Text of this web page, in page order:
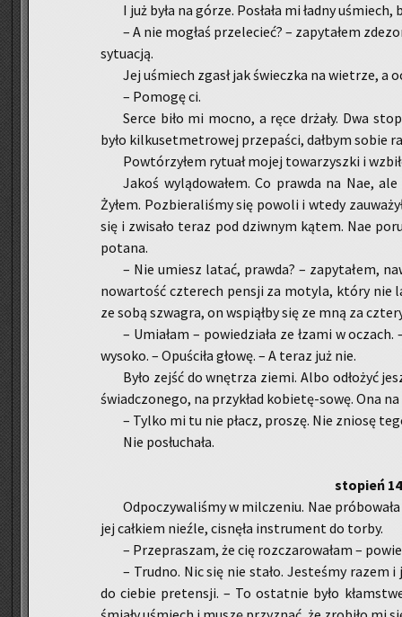
I już była na górze. Po­sła­ła mi ładny
– A nie mo­głaś prze­lecieć? – za­py­ta­łem
sy­tu­acją.
Jej uśmiech zgasł jak świecz­ka na wie­trze, a
– Po­mo­gę ci.
Serce biło mi mocno, a ręce drża­ły. Dwa
było kil­ku­set­me­tro­wej prze­pa­ści, dał­bym sobie
Po­wtó­rzy­łem ry­tu­ał mojej to­wa­rzysz­ki i
Jakoś wy­lą­do­wa­łem. Co praw­da na Nae,
Żyłem. Po­zbie­ra­li­śmy się po­wo­li i wtedy
się i zwi­sa­ło teraz pod dziw­nym kątem. Nae
po­ta­na.
– Nie umiesz latać, praw­da? – za­py­ta­łem,
no­war­tość czte­rech pen­sji za mo­ty­la, który nie
ze sobą szwa­gra, on wspiął­by się ze mną za
– Umia­łam – po­wie­dzia­ła ze łzami w
wy­so­ko. – Opu­ści­ła głowę. – A teraz już nie.
Było zejść do wnę­trza ziemi. Albo odło­żyć
świad­czo­ne­go, na przy­kład ko­bie­tę-so­wę. Ona
– Tylko mi tu nie płacz, pro­szę. Nie znio­sę
Nie po­słu­cha­ła.
sto­pień
Od­po­czy­wa­li­śmy w mil­cze­niu. Nae
jej cał­kiem nie­źle, ci­snę­ła in­stru­ment do torby.
– Prze­pra­szam, że cię roz­cza­ro­wa­łam –
– Trud­no. Nic się nie stało. Je­ste­śmy
do cie­bie pre­ten­sji. – To ostat­nie było